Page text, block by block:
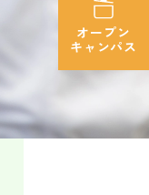
オープン
キャンパス